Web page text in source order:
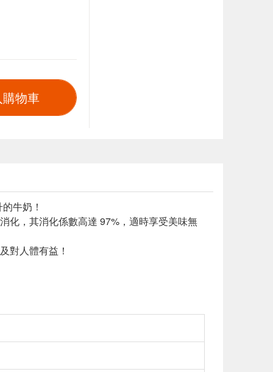
物車
牛奶！
化，其消化係數高達 97%，適時享受美味無
對人體有益！